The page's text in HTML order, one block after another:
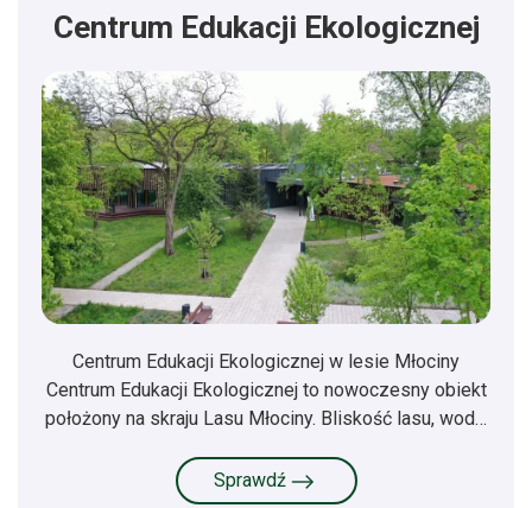
Centrum Edukacji Ekologicznej
Centrum Edukacji Ekologicznej w lesie Młociny
Centrum Edukacji Ekologicznej to nowoczesny obiekt
położony na skraju Lasu Młociny. Bliskość lasu, wod…
Sprawdź